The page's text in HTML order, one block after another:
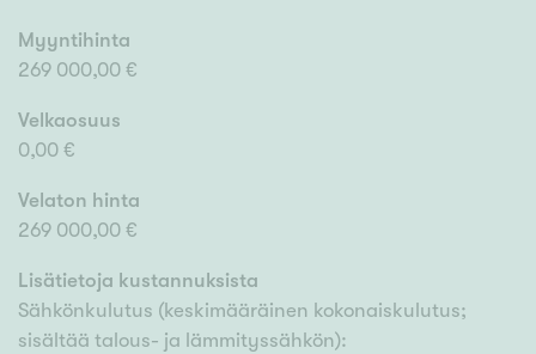
Myyntihinta
269 000,00 €
Velkaosuus
0,00 €
Velaton hinta
269 000,00 €
Lisätietoja kustannuksista
Sähkönkulutus (keskimääräinen kokonaiskulutus;
sisältää talous- ja lämmityssähkön):